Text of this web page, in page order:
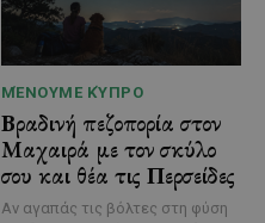
ΜΈΝΟΥΜΕ ΚΎΠΡΟ
Βραδινή πεζοπορία στον
Μαχαιρά με τον σκύλο
σου και θέα τις Περσείδες
Αν αγαπάς τις βόλτες στη φύση